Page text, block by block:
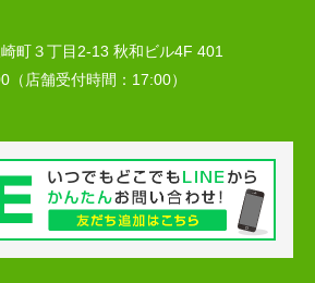
町３丁目2-13 秋和ビル4F 401
（店舗受付時間：17:00）